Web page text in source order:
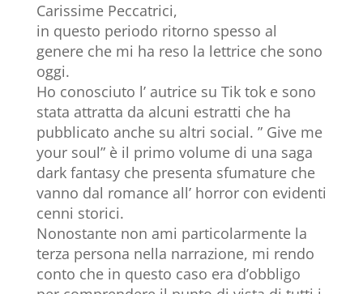
Carissime Peccatrici,
in questo periodo ritorno spesso al
genere che mi ha reso la lettrice che sono
oggi.
Ho conosciuto l’ autrice su Tik tok e sono
stata attratta da alcuni estratti che ha
pubblicato anche su altri social. ” Give me
your soul” è il primo volume di una saga
dark fantasy che presenta sfumature che
vanno dal romance all’ horror con evidenti
cenni storici.
Nonostante non ami particolarmente la
terza persona nella narrazione, mi rendo
conto che in questo caso era d’obbligo